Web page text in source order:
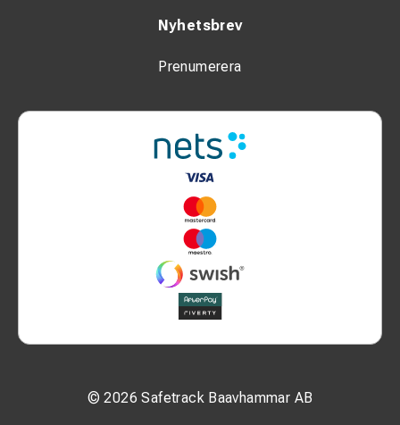
Nyhetsbrev
Prenumerera
© 2026 Safetrack Baavhammar AB